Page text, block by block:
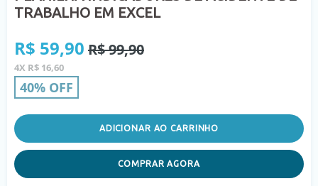
TRABALHO EM EXCEL
Preço
normal
R$ 59,90 R$ 99,90
4X R$ 16,60
40% OFF
ADICIONAR AO CARRINHO
COMPRAR AGORA